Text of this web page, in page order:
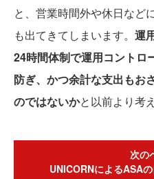
と、営業時間外や休日など
も出てきてしまいます。 運
24時間体制で運用コントロ
防ぎ、かつ余計な支出もお
のではないかと以前より考
次の
UNICORNによるASA